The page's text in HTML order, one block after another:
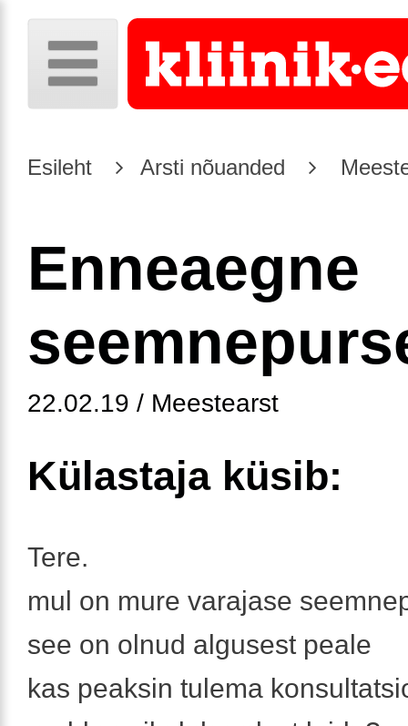
Esileht Arsti nõuanded
Enneaegne
22.02.19 / Meestearst
Külastaja küsib:
Tere.
mul on mure varajase
see on olnud algusest peale
kas peaksin tulema